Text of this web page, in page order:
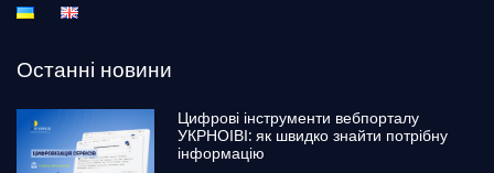
Останні новини
Цифрові інструменти вебпорталу
УКРНОІВІ: як швидко знайти потрібну
інформацію